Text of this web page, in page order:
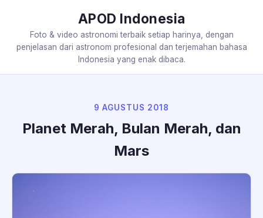
APOD Indonesia
Foto & video astronomi terbaik setiap harinya, dengan
penjelasan dari astronom profesional dan terjemahan bahasa
Indonesia yang enak dibaca.
9 AGUSTUS 2018
Planet Merah, Bulan Merah, dan
Mars